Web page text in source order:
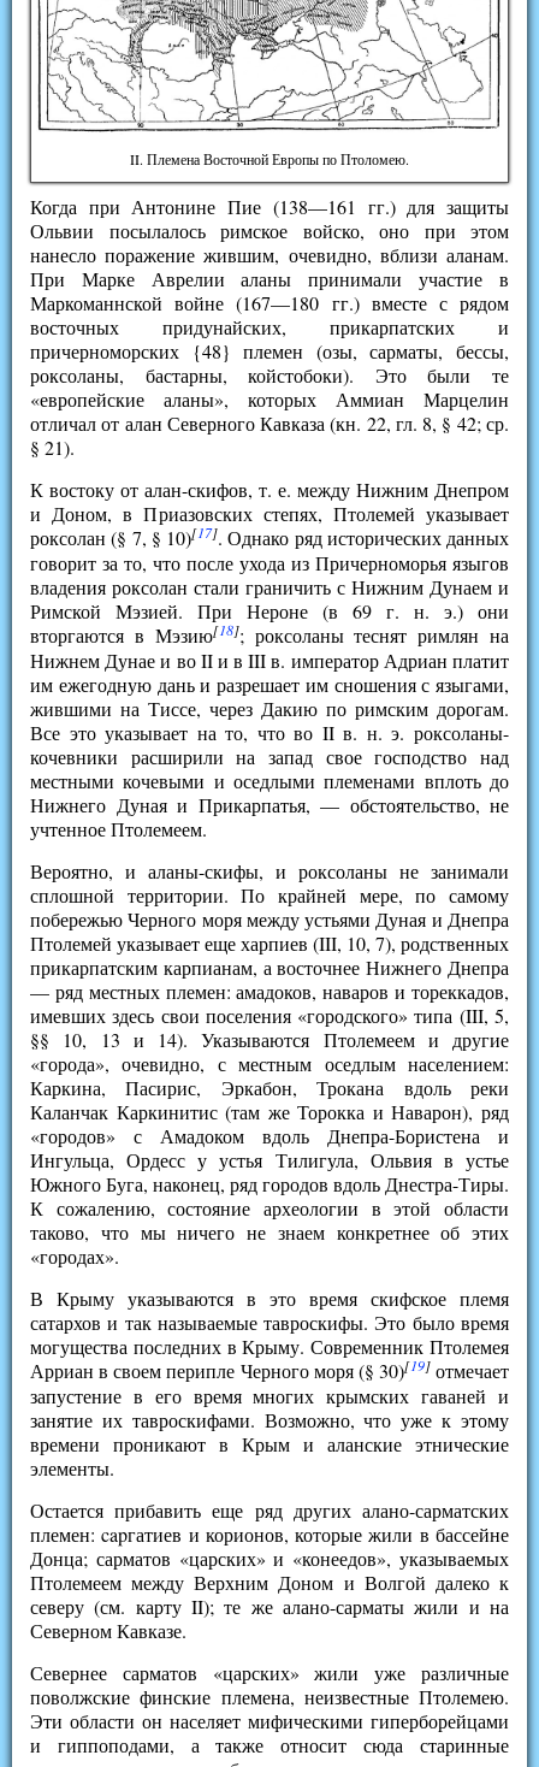
II. Племена Восточной Европы по Птоломею.
Когда при Антонине Пие (138—161 гг.) для защиты
Ольвии посылалось римское войско, оно при этом
нанесло поражение жившим, очевидно, вблизи аланам.
При Марке Аврелии аланы принимали участие в
Маркоманнской войне (167—180 гг.) вместе с рядом
восточных придунайских, прикарпатских и
причерноморских {48} племен (озы, сарматы, бессы,
роксоланы, бастарны, койстобоки). Это были те
«европейские аланы», которых Аммиан Марцелин
отличал от алан Северного Кавказа (кн. 22, гл. 8, § 42; ср.
§ 21).
К востоку от алан-скифов, т. е. между Нижним Днепром
и Доном, в Приазовских степях, Птолемей указывает
роксолан (§ 7, § 10)[17]. Однако ряд исторических данных
говорит за то, что после ухода из Причерноморья языгов
владения роксолан стали граничить с Нижним Дунаем и
Римской Мэзией. При Нероне (в 69 г. н. э.) они
вторгаются в Мэзию[18]; роксоланы теснят римлян на
Нижнем Дунае и во II и в III в. император Адриан платит
им ежегодную дань и разрешает им сношения с языгами,
жившими на Тиссе, через Дакию по римским дорогам.
Все это указывает на то, что во II в. н. э. роксоланы-
кочевники расширили на запад свое господство над
местными кочевыми и оседлыми племенами вплоть до
Нижнего Дуная и Прикарпатья, — обстоятельство, не
учтенное Птолемеем.
Вероятно, и аланы-скифы, и роксоланы не занимали
сплошной территории. По крайней мере, по самому
побережью Черного моря между устьями Дуная и Днепра
Птолемей указывает еще харпиев (III, 10, 7), родственных
прикарпатским карпианам, а восточнее Нижнего Днепра
— ряд местных племен: амадоков, наваров и тореккадов,
имевших здесь свои поселения «городского» типа (III, 5,
§§ 10, 13 и 14). Указываются Птолемеем и другие
«города», очевидно, с местным оседлым населением:
Каркина, Пасирис, Эркабон, Трокана вдоль реки
Каланчак Каркинитис (там же Торокка и Наварон), ряд
«городов» с Амадоком вдоль Днепра-Бористена и
Ингульца, Ордесс у устья Тилигула, Ольвия в устье
Южного Буга, наконец, ряд городов вдоль Днестра-Тиры.
К сожалению, состояние археологии в этой области
таково, что мы ничего не знаем конкретнее об этих
«городах».
В Крыму указываются в это время скифское племя
сатархов и так называемые тавроскифы. Это было время
могущества последних в Крыму. Современник Птолемея
Арриан в своем перипле Черного моря (§ 30)[19]отмечает
запустение в его время многих крымских гаваней и
занятие их тавроскифами. Возможно, что уже к этому
времени проникают в Крым и аланские этнические
элементы.
Остается прибавить еще ряд других алано-сарматских
племен: capгатиев и корионов, которые жили в бассейне
Донца; сарматов «царских» и «конеедов», указываемых
Птолемеем между Верхним Доном и Волгой далеко к
северу (см. карту II); те же алано-сарматы жили и на
Северном Кавказе.
Севернее сарматов «царских» жили уже различные
поволжские финские племена, неизвестные Птолемею.
Эти области он населяет мифическими гиперборейцами
и гиппоподами, а также относит сюда старинные